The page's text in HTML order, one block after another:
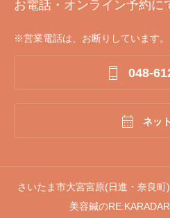
お電話・オンライン予約に
※営業電話は、お断りしています。
 048-
 ネッ
さいたま市大宮宮原(日進・奈良
美容鍼の